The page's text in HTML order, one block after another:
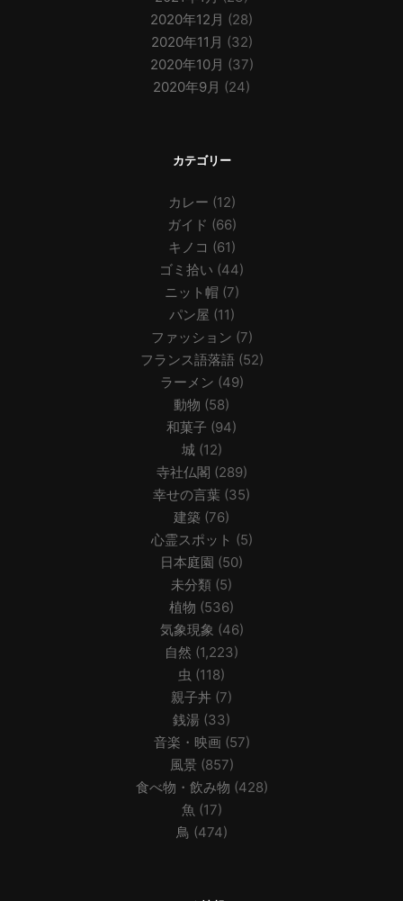
2020年12月 (28)
2020年11月 (32)
2020年10月 (37)
2020年9月 (24)
カテゴリー
カレー (12)
ガイド (66)
キノコ (61)
ゴミ拾い (44)
ニット帽 (7)
パン屋 (11)
ファッション (7)
フランス語落語 (52)
ラーメン (49)
動物 (58)
和菓子 (94)
城(12)
寺社仏閣 (289)
幸せの言葉 (35)
建築 (76)
心霊スポット (5)
日本庭園 (50)
未分類 (5)
植物 (536)
気象現象 (46)
自然 (1,223)
虫 (118)
親子丼 (7)
銭湯 (33)
音楽・映画 (57)
風景(857)
食べ物・飲み物 (428)
魚 (17)
鳥 (474)